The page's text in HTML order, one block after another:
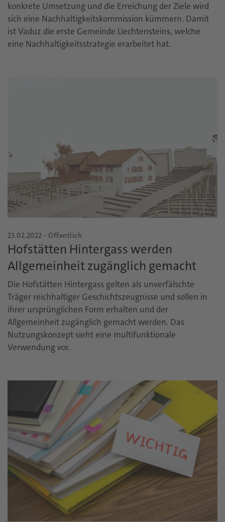
konkrete Umsetzung und die Erreichung der Ziele wird
sich eine Nachhaltigkeitskommission kümmern. Damit
ist Vaduz die erste Gemeinde Liechtensteins, welche
eine Nachhaltigkeitsstrategie erarbeitet hat.
23.02.2022 - Öffentlich
Hofstätten Hintergass werden
Allgemeinheit zugänglich gemacht
Die Hofstätten Hintergass gelten als unverfälschte
Träger reichhaltiger Geschichtszeugnisse und sollen in
ihrer ursprünglichen Form erhalten und der
Allgemeinheit zugänglich gemacht werden. Das
Nutzungskonzept sieht eine multifunktionale
Verwendung vor.